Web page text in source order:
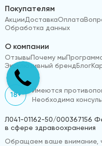
Покупателям
АкцииДоставкаОплата
Обработка данных
О компании
ОтзывыПочему мы
Эксклюзивный брендБлог
18+
Имеются
Необходима
Л041-01162-50/000367156
в сфере здравоохранения
Обращаем ваше внимание,